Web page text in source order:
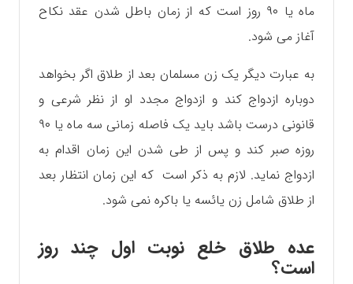
ماه یا ۹۰ روز است که از زمان باطل شدن عقد نکاح
آغاز می شود.
به عبارت دیگر یک زن مسلمان بعد از طلاق اگر بخواهد
دوباره ازدواج کند و ازدواج مجدد او از نظر شرعی و
قانونی درست باشد باید یک فاصله زمانی سه ماه یا ۹۰
روزه صبر کند و پس از طی شدن این زمان اقدام به
ازدواج نماید. لازم به ذکر است که این زمان انتظار بعد
از طلاق شامل زن یائسه یا باکره نمی شود.
عده طلاق خلع نوبت اول چند روز
است؟